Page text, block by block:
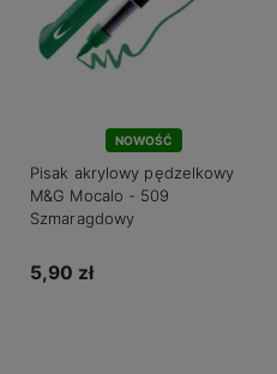
NOWOŚĆ
Pisak akrylowy pędzelkowy
M&G Mocalo - 509
Szmaragdowy
5,90 zł